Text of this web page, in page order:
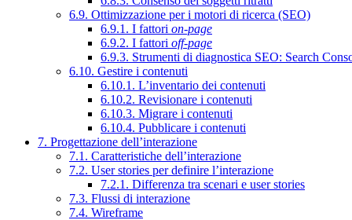
6.9. Ottimizzazione per i motori di ricerca (SEO)
6.9.1. I fattori on-page
6.9.2. I fattori off-page
6.9.3. Strumenti di diagnostica SEO: Search
6.10. Gestire i contenuti
6.10.1. L’inventario dei contenuti
6.10.2. Revisionare i contenuti
6.10.3. Migrare i contenuti
6.10.4. Pubblicare i contenuti
7. Progettazione dell’interazione
7.1. Caratteristiche dell’interazione
7.2. User stories per definire l’interazione
7.2.1. Differenza tra scenari e user stories
7.3. Flussi di interazione
7.4. Wireframe